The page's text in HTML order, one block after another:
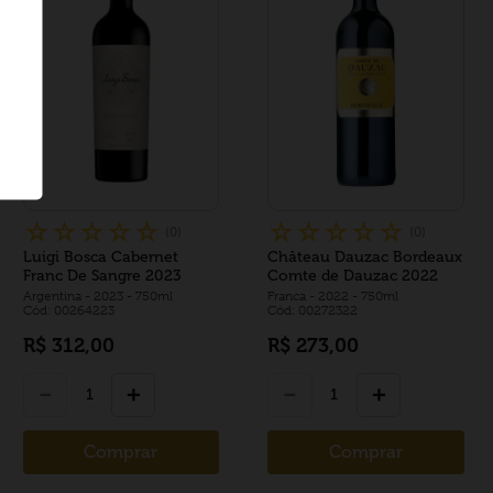
☆ ☆ ☆ ☆ ☆
Luigi Bosca Cabernet
Franc De Sangre 2023
Argentina- 2023 - 750ml
Cód: 00264223
R$ 312,00
＋
Comprar
☆ ☆ ☆ ☆ ☆
Château Dauzac Bordeaux
Comte de Dauzac 2022
Franca - 2022 - 750ml
Cód: 00272322
R$ 273,00
＋
Comprar